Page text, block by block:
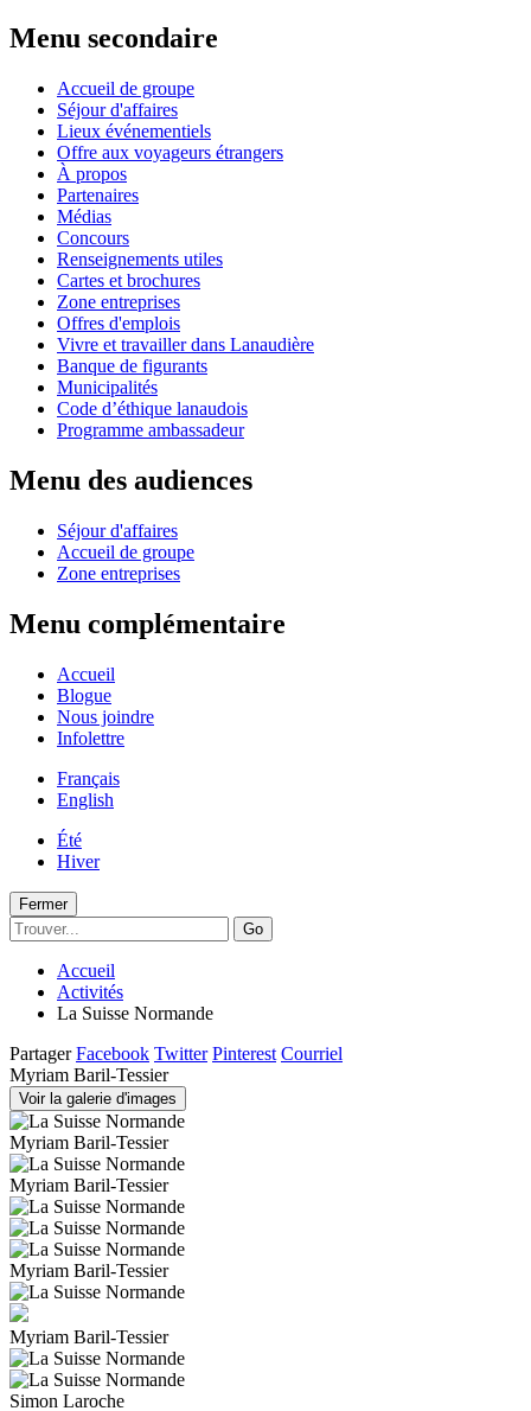
Menu secondaire
Accueil de groupe
Séjour d'affaires
Lieux événementiels
Offre aux voyageurs étrangers
À propos
Partenaires
Médias
Concours
Renseignements utiles
Cartes et brochures
Zone entreprises
Offres d'emplois
Vivre et travailler dans Lanaudière
Banque de figurants
Municipalités
Code d’éthique lanaudois
Programme ambassadeur
Menu des audiences
Séjour d'affaires
Accueil de groupe
Zone entreprises
Menu complémentaire
Accueil
Blogue
Nous joindre
Infolettre
Français
English
Été
Hiver
Fermer
Go
Accueil
Activités
La Suisse Normande
Partager Facebook Twitter Pinterest Courriel
Myriam Baril-Tessier
Voir la galerie d'images
Myriam Baril-Tessier
Myriam Baril-Tessier
Myriam Baril-Tessier
Myriam Baril-Tessier
Simon Laroche